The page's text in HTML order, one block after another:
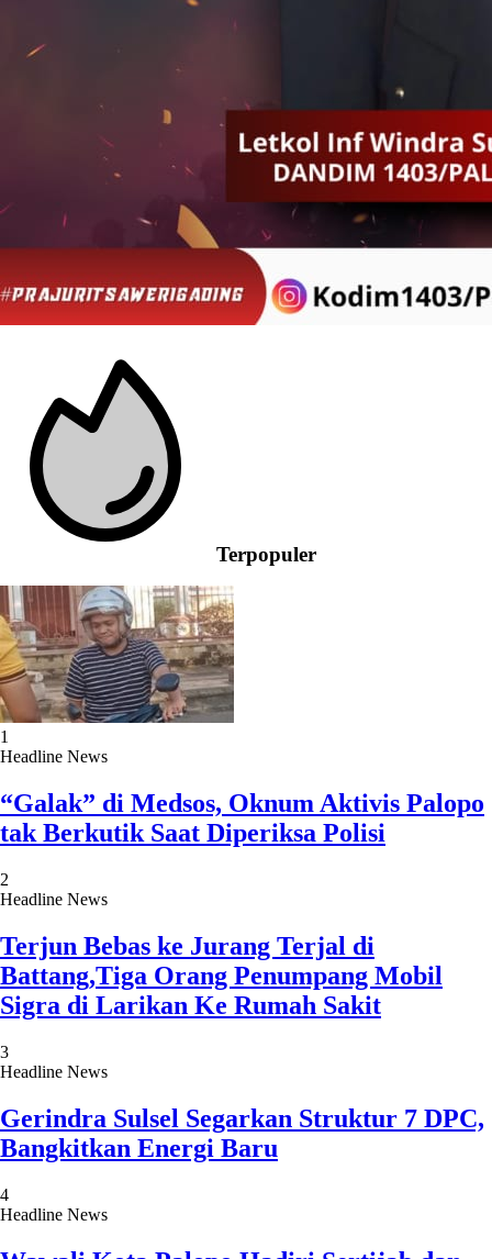
Terpopuler
1
Headline News
“Galak” di Medsos, Oknum Aktivis Palopo
tak Berkutik Saat Diperiksa Polisi
2
Headline News
Terjun Bebas ke Jurang Terjal di
Battang,Tiga Orang Penumpang Mobil
Sigra di Larikan Ke Rumah Sakit
3
Headline News
Gerindra Sulsel Segarkan Struktur 7 DPC,
Bangkitkan Energi Baru
4
Headline News